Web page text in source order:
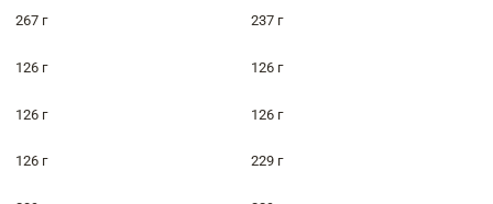
267 г 237 г
126 г 126 г
126 г 126 г
126 г 229 г